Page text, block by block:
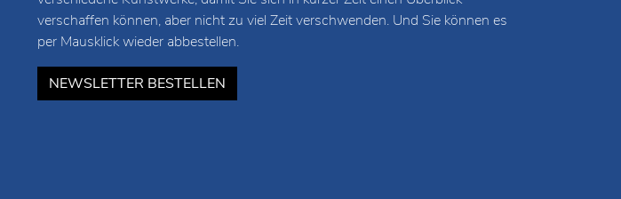
verschaffen können, aber nicht zu viel Zeit verschwenden. Und Sie können es
per Mausklick wieder abbestellen.
NEWSLETTER BESTELLEN